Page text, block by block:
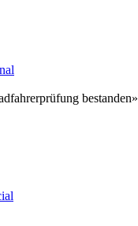
bestanden»